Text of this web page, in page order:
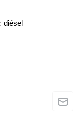
diésel